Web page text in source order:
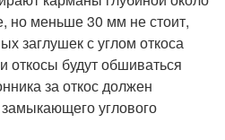
меньше 30 мм не стоит,
заглушек с углом откоса
откосы будут обшиваться
за откос должен
углового